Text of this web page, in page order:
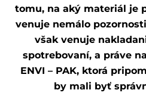
tomu, na aký materiál je
venuje nemálo
však venuje
spotrebovaní, a práve
ENVI – PAK, ktorá
by mali byť